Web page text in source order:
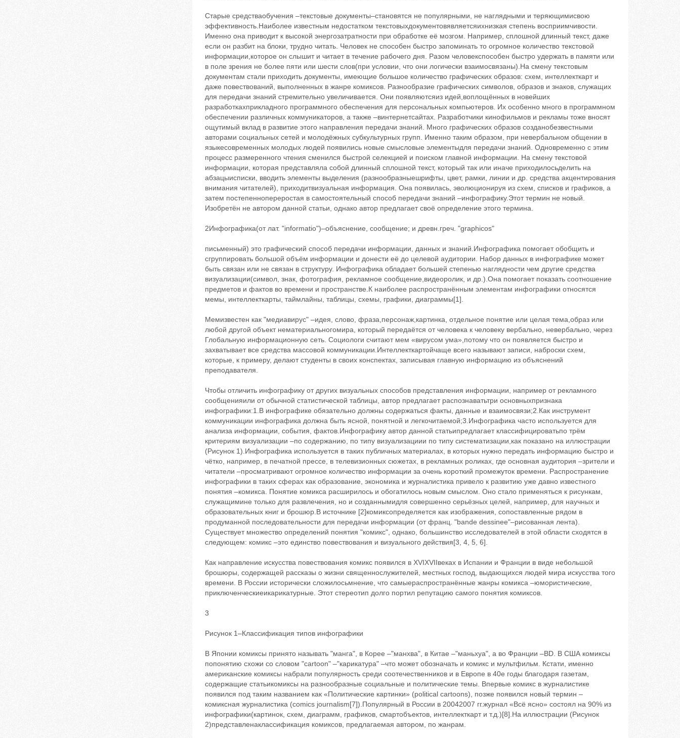
Старые средстваобучения –текстовые документы–становятся не популярными, не наглядными и теряющимисвою
эффективность.Наиболее известным недостатком текстовыхдокументовявляетсяихнизкая степень восприимчивости.
Именно она приводит к высокой энергозатратности при обработке её мозгом. Например, сплошной длинный текст, даже
если он разбит на блоки, трудно читать. Человек не способен быстро запоминать то огромное количество текстовой
информации,которое он слышит и читает в течение рабочего дня. Разом человекспособен быстро удержать в памяти или
в поле зрения не более пяти или шести слов(при условии, что они логически взаимосвязаны).На смену текстовым
документам стали приходить документы, имеющие большое количество графических образов: схем, интеллекткарт и
даже повествований, выполненных в жанре комиксов. Разнообразие графических символов, образов и знаков, служащих
для передачи знаний стремительно увеличивается. Они появляютсяиз идей,воплощённых в новейших
разработкахприкладного программного обеспечения для персональных компьютеров. Их особенно много в программном
обеспечении различных коммуникаторов, а также –винтернетсайтах. Разработчики кинофильмов и рекламы тоже вносят
ощутимый вклад в развитие этого направления передачи знаний. Много графических образов созданобезвестными
авторами социальных сетей и молодёжных субкультурных групп. Именно таким образом, при невербальном общении в
языкесовременных молодых людей появились новые смысловые элементыдля передачи знаний. Одновременно с этим
процесс размеренного чтения сменился быстрой селекцией и поиском главной информации. На смену текстовой
информации, которая представляла собой длинный сплошной текст, который так или иначе приходилосьделить на
абзацыисписки, вводить элементы выделения (разнообразныешрифты, цвет, рамки, линии и др. средства акцентирования
внимания читателей), приходитвизуальная информация. Она появилась, эволюционируя из схем, списков и графиков, а
затем постепеннопереростая в самостоятельный способ передачи знаний –инфографику.Этот термин не новый.
Изобретён не автором данной статьи, однако автор предлагает своё определение этого термина.
2Инфографика(от лат. "informatio")–объяснение, сообщение; и древн.греч. "graphicos"
письменный) это графический способ передачи информации, данных и знаний.Инфографика помогает обобщить и
сгруппировать большой объём информации и донести её до целевой аудитории. Набор данных в инфографике может
быть связан или не связан в структуру. Инфографика обладает большей степенью наглядности чем другие средства
визуализации(символ, знак, фотография, рекламное сообщение,видеоролик, и др.).Она помогает показать соотношение
предметов и фактов во времени и пространстве.К наиболее распространённым элементам инфографики относятся
мемы, интеллекткарты, таймлайны, таблицы, схемы, графики, диаграммы[1].
Мемизвестен как "медиавирус" –идея, слово, фраза,персонаж,картинка, отдельное понятие или целая тема,образ или
любой другой объект нематериальногомира, который передаётся от человека к человеку вербально, невербально, через
Глобальную информационную сеть. Социологи считают мем «вирусом ума»,потому что он появляется быстро и
захватывает все средства массовой коммуникации.Интеллекткартойчаще всего называют записи, наброски схем,
которые, к примеру, делают студенты в своих конспектах, записывая главную информацию из объяснений
преподавателя.
Чтобы отличить инфографику от других визуальных способов представления информации, например от рекламного
сообщенияили от обычной статистической таблицы, автор предлагает распознаватьтри основныхпризнака
инфографики:1.В инфографике обязательно должны содержаться факты, данные и взаимосвязи;2.Как инструмент
коммуникации инфографика должна быть ясной, понятной и легкочитаемой;3.Инфографика часто используется для
анализа информации, события, фактов.Инфографику автор данной статьипредлагает классифицироватьпо трём
критериям визуализации –по содержанию, по типу визуализациии по типу систематизации,как показано на иллюстрации
(Рисунок 1).Инфографика используется в таких публичных материалах, в которых нужно передать информацию быстро и
чётко, например, в печатной прессе, в телевизионных сюжетах, в рекламных роликах, где основная аудитория –зрители и
читатели –просматривают огромное количество информации за очень короткий промежуток времени. Распространение
инфографики в таких сферах как образование, экономика и журналистика привело к развитию уже давно известного
понятия –комикса. Понятие комикса расширилось и обогатилось новым смыслом. Оно стало применяться к рисункам,
служащимине только для развлечения, но и созданнымидля совершенно серьёзных целей, например, для научных и
образовательных книг и брошюр.В источнике [2]комиксопределяется как изображения, сопоставленные рядом в
продуманной последовательности для передачи информации (от франц. "bande dessinee"–рисованная лента).
Существует множество определений понятия "комикс", однако, большинство исследователей в этой области сходятся в
следующем: комикс –это единство повествования и визуального действия[3, 4, 5, 6].
Как направление искусства повествования комикс появился в XVIXVIIвеках в Испании и Франции в виде небольшой
брошюры, содержащей рассказы о жизни священнослужителей, местных господ, выдающихся людей мира искусства того
времени. В России исторически сложилосьмнение, что самыераспространённые жанры комикса –юмористические,
приключенческиеикарикатурные. Этот стереотип долго портил репутацию самого понятия комиксов.
3
Рисунок 1–Классификация типов инфографики
В Японии комиксы принято называть "манга", в Корее –"манхва", в Китае –"маньхуа", а во Франции –BD. В США комиксы
попонятию схожи со словом "cartoon" –"карикатура" –что может обозначать и комикс и мультфильм. Кстати, именно
американские комиксы набрали популярность среди соотечественников и в Европе в 40е годы благодаря газетам,
содержащие статьикомиксы на разнообразные социальные и политические темы. Впервые комикс в журналистике
появился под таким названием как «Политические картинки» (political cartoons), позже появился новый термин –
комиксная журналистика (comics journalism[7]).Популярный в России в 20042007 гг.журнал «Всё ясно» состоял на 90% из
инфографики(картинок, схем, диаграмм, графиков, смартобъектов, интеллекткарт и т.д.)[8].На иллюстрации (Рисунок
2)представленаклассификация комиксов, предлагаемая автором, по жанрам.